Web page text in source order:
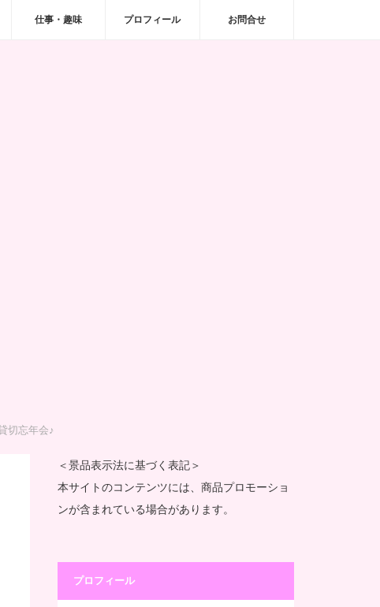
仕事・趣味 プロフィール お問合せ
切忘年会♪
＜景品表示法に基づく表記＞
本サイトのコンテンツには、商品プロモーショ
ンが含まれている場合があります。
プロフィール